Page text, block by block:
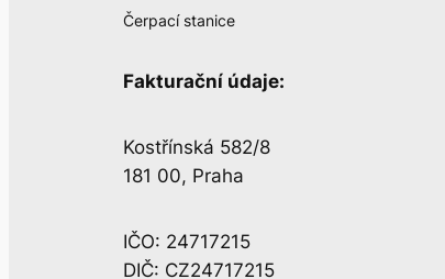
Čerpací stanice
Fakturační údaje:
Kostřínská 582/8
181 00, Praha
IČO: 24717215
DIČ: CZ24717215